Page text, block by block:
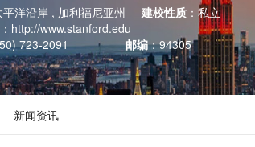
谷 领导高科技产品发展
平洋沿岸 , 加利福尼亚州 建校性质 ： 私立
： http://www.stanford.edu
723-2091 邮编：94305
新闻资讯